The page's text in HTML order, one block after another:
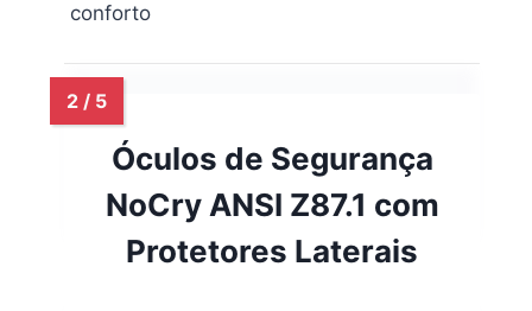
conforto
Óculos de Segurança
NoCry ANSI Z87.1 com
Protetores Laterais